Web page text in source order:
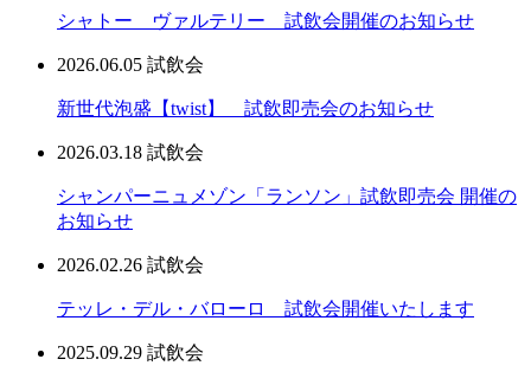
シャトー ヴァルテリー 試飲会開催のお知らせ
2026.06.05 試飲会
新世代泡盛【twist】 試飲即売会のお知らせ
2026.03.18 試飲会
シャンパーニュメゾン「ランソン」試飲即売会 開催の
お知らせ
2026.02.26 試飲会
テッレ・デル・バローロ 試飲会開催いたします
2025.09.29 試飲会